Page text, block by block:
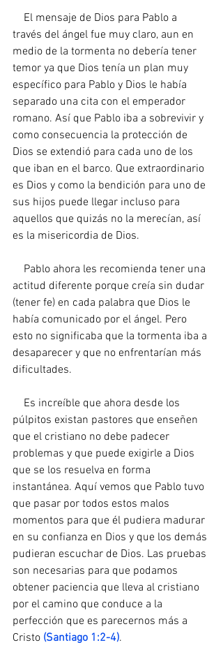
través del ángel fue muy claro, aun en
medio de la tormenta no debería tener
temor ya que Dios tenía un plan muy
específico para Pablo y Dios le había
separado una cita con el emperador
romano. Así que Pablo iba a sobrevivir y
como consecuencia la protección de
Dios se extendió para cada uno de los
que iban en el barco. Que extraordinario
es Dios y como la bendición para uno de
sus hijos puede llegar incluso para
aquellos que quizás no la merecían, así
es la misericordia de Dios.
actitud diferente porque creía sin dudar
(tener fe) en cada palabra que Dios le
había comunicado por el ángel. Pero
esto no significaba que la tormenta iba a
desaparecer y que no enfrentarían más
dificultades.
púlpitos existan pastores que enseñen
que el cristiano no debe padecer
problemas y que puede exigirle a Dios
que se los resuelva en forma
instantánea. Aquí vemos que Pablo tuvo
que pasar por todos estos malos
momentos para que él pudiera madurar
en su confianza en Dios y que los demás
pudieran escuchar de Dios. Las pruebas
son necesarias para que podamos
obtener paciencia que lleva al cristiano
por el camino que conduce a la
perfección que es parecernos más a
Cristo (Santiago 1:2-4).